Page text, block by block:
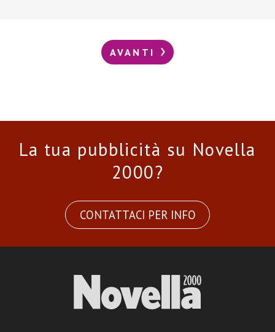
AVANTI
La tua pubblicità su Novella
2000?
CONTATTACI PER INFO